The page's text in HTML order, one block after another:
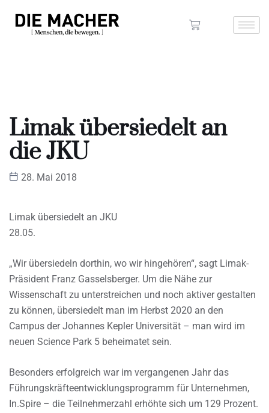
Limak übersiedelt an
die JKU
28. Mai 2018
Limak übersiedelt an JKU
28.05.
„Wir übersiedeln dorthin, wo wir hingehören“, sagt Limak-
Präsident Franz Gasselsberger. Um die Nähe zur
Wissenschaft zu unterstreichen und noch aktiver gestalten
zu können, übersiedelt man im Herbst 2020 an den
Campus der Johannes Kepler Universität – man wird im
neuen Science Park 5 beheimatet sein.
Besonders erfolgreich war im vergangenen Jahr das
Führungskräfteentwicklungsprogramm für Unternehmen,
In.Spire – die Teilnehmerzahl erhöhte sich um 129 Prozent.